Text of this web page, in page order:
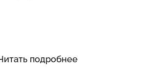
подробнее